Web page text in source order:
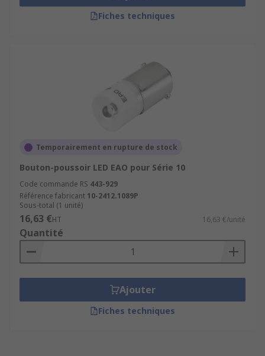
Fiches techniques
Temporairement en rupture de stock
Bouton-poussoir LED EAO pour Série 10
Code commande RS 443-929
Référence fabricant 10-2412.1089P
Sous-total (1 unité)
16,63 €HT 16,63 €/unité
Quantité
Ajouter
Fiches techniques